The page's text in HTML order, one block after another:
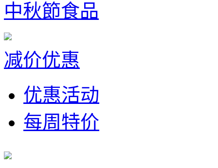
中秋節食品
减价优惠
优惠活动
每周特价